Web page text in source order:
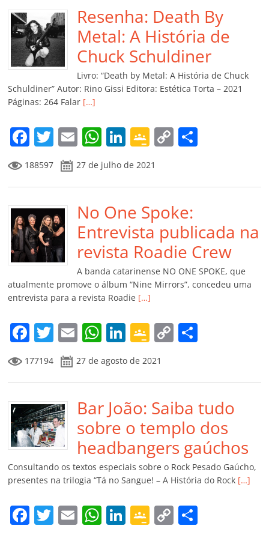
b
o
o
k
A
p
p
dI
n
e
Cl
a
ss
ro
m
Li
n
k
ar
til
h
ar
Resenha: Death By
Metal: A História de
Chuck Schuldiner
Livro: “Death by Metal: A História de Chuck
Schuldiner” Autor: Rino Gissi Editora: Estética Torta – 2021
Páginas: 264 Falar […]
F
a
c
e
b
o
o
k
T
w
itt
er
E
m
ai
l
W
h
at
s
A
p
p
Li
n
k
e
dI
n
G
o
o
gl
e
Cl
a
ss
ro
o
m
C
y
Li
n
k
p
til
h
ar
188597 27 de julho de 2021
No One Spoke:
Entrevista publicada na
revista Roadie Crew
A banda catarinense NO ONE SPOKE, que
atualmente promove o álbum “Nine Mirrors”, concedeu uma
entrevista para a revista Roadie […]
F
a
c
e
b
o
o
k
T
w
itt
er
E
m
ai
l
W
at
s
A
p
p
Li
n
k
e
dI
n
G
o
o
gl
e
Cl
a
ss
ro
o
m
C
y
Li
n
k
p
ar
til
h
ar
177194 27 de agosto de 2021
Bar João: Saiba tudo
sobre o templo dos
headbangers gaúchos
Consultando os textos especiais sobre o Rock Pesado Gaúcho,
presentes na trilogia “Tá no Sangue! – A História do Rock […]
F T E W Li G C